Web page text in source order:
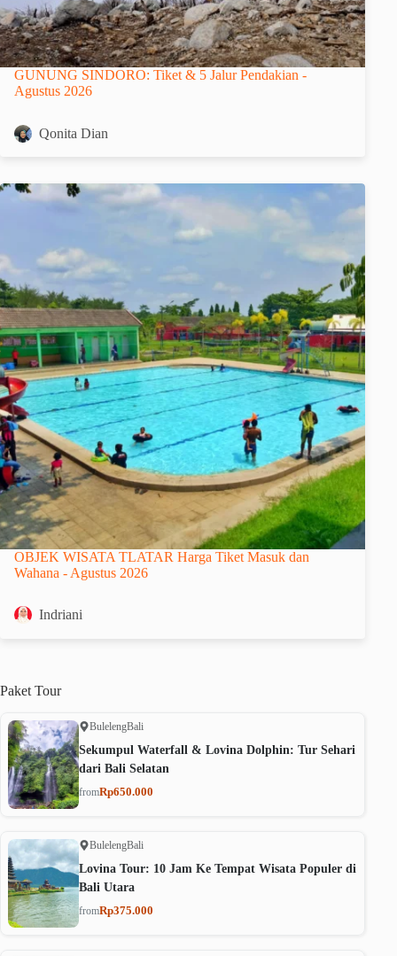
GUNUNG SINDORO: Tiket & 5 Jalur Pendakian -
Agustus 2026
Qonita Dian
OBJEK WISATA TLATAR Harga Tiket Masuk dan
Wahana - Agustus 2026
Indriani
Paket Tour
BulelengBali
Sekumpul Waterfall & Lovina Dolphin: Tur Sehari
dari Bali Selatan
fromRp650.000
BulelengBali
Lovina Tour: 10 Jam Ke Tempat Wisata Populer di
Bali Utara
fromRp375.000